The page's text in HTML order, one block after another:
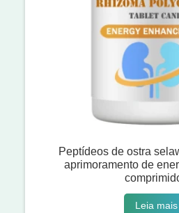
Peptídeos de ostra
aprimoramento de
Leia mais